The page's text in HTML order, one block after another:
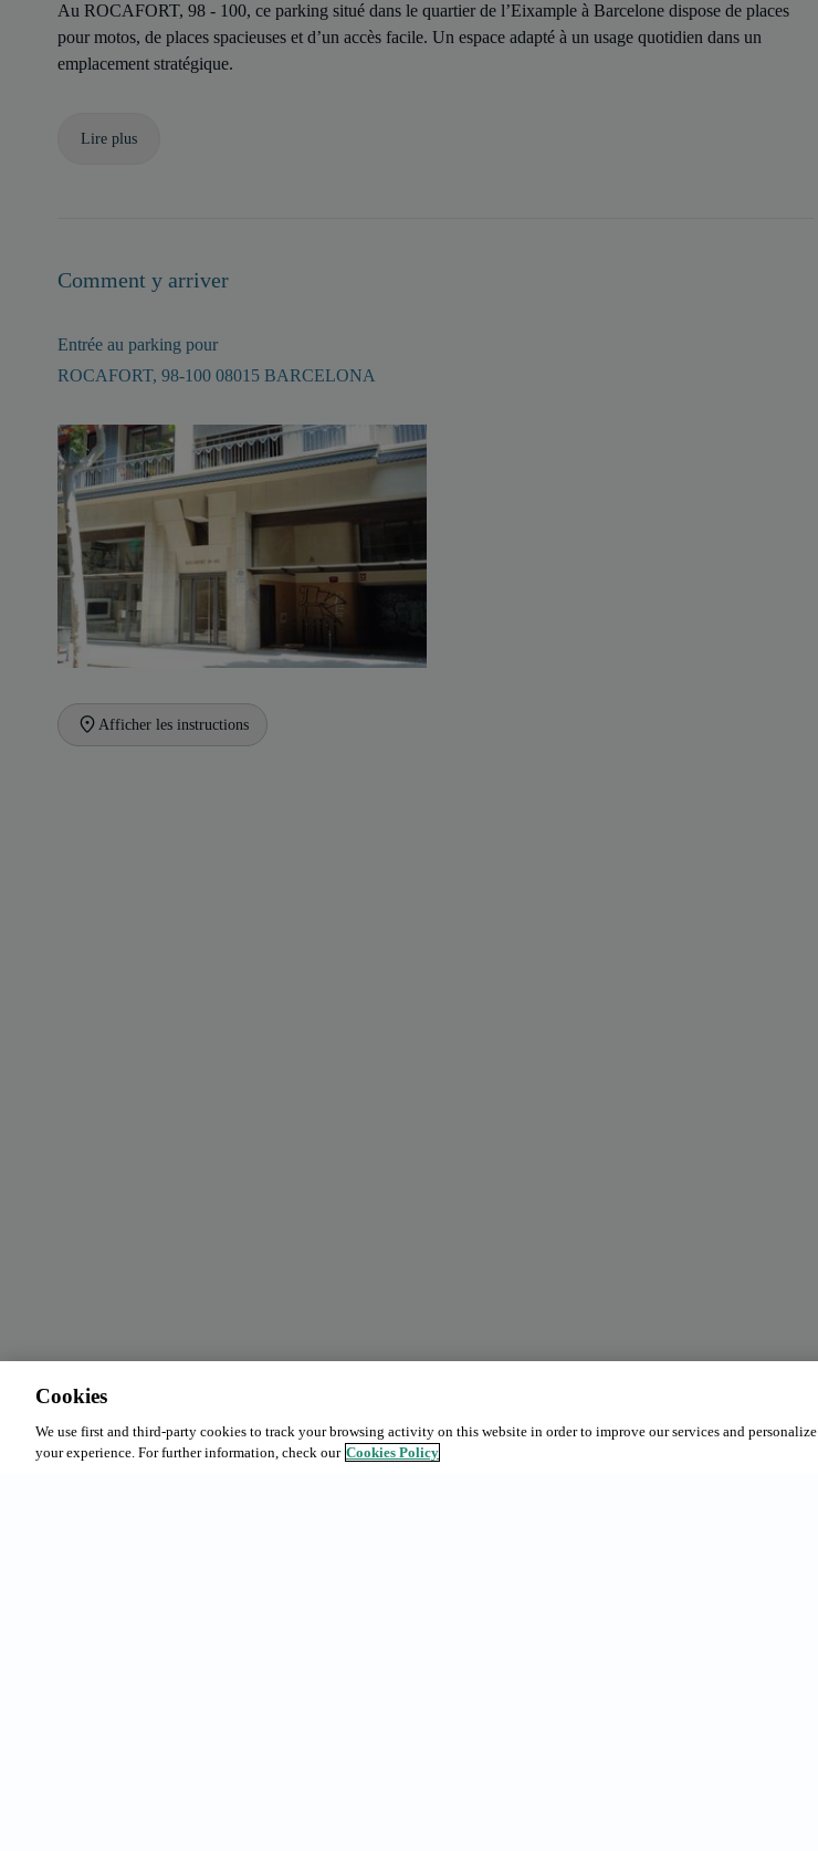
Au ROCAFORT, 98 - 100, ce parking situé dans le quartier de l’Eixample à Barcelone dispose de places
pour motos, de places spacieuses et d’un accès facile. Un espace adapté à un usage quotidien dans un
emplacement stratégique.
Lire plus
Comment y arriver
Entrée au parking pour
ROCAFORT, 98-100 08015 BARCELONA
Afficher les instructions
Cookies
We use first and third-party cookies to track your browsing activity on this website in order to improve our services and personalize
your experience. For further information, check our Cookies Policy